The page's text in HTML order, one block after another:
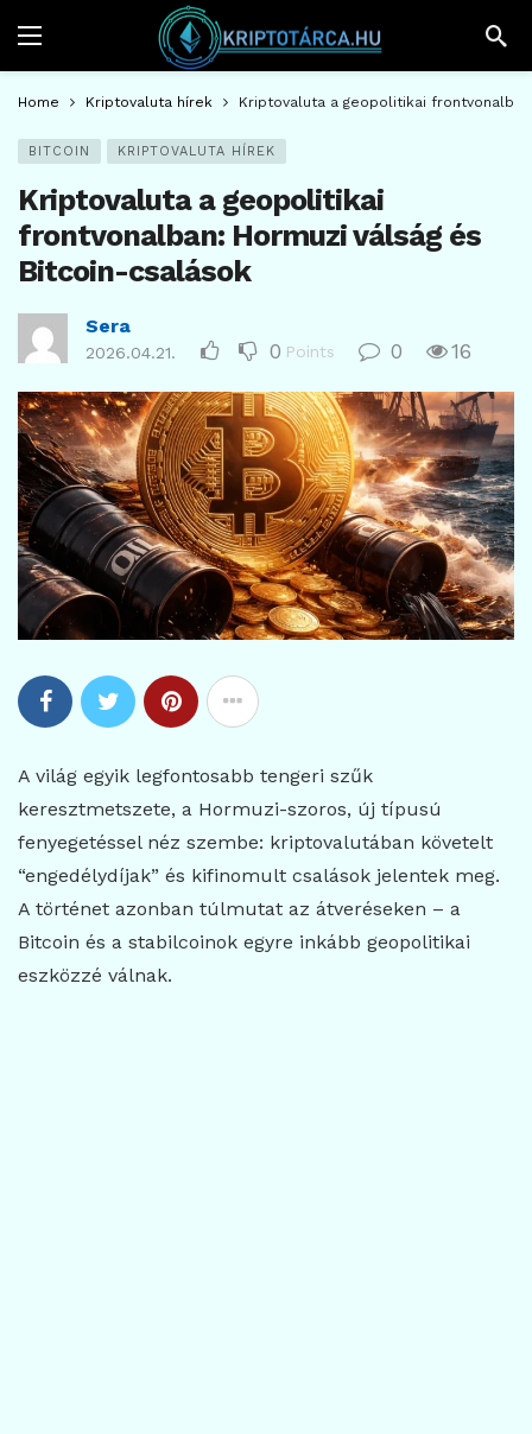
Home Kriptovaluta hírek Kriptovaluta a geopolitikai
BITCOIN KRIPTOVALUTA HÍREK
Kriptovaluta a geopolitikai
frontvonalban: Hormuzi válság és
Bitcoin-csalások
Sera
2026.04.21. 0 Points 0 16
A világ egyik legfontosabb tengeri szűk
keresztmetszete, a Hormuzi-szoros, új típusú
fenyegetéssel néz szembe: kriptovalutában követelt
“engedélydíjak” és kifinomult csalások jelentek meg.
A történet azonban túlmutat az átveréseken – a
Bitcoin és a stabilcoinok egyre inkább geopolitikai
eszközzé válnak.